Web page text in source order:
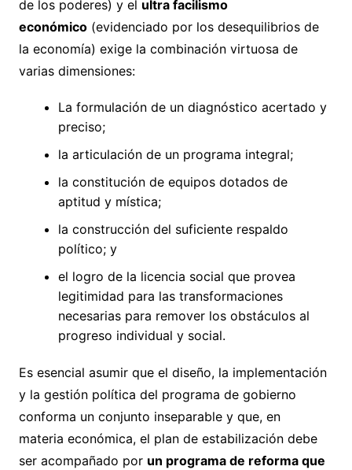
de los poderes) y el ultra facilismo
económico(evidenciado por los desequilibrios de
la economía) exige la combinación virtuosa de
varias dimensiones:
La formulación de un diagnóstico acertado y
preciso;
la articulación de un programa integral;
la constitución de equipos dotados de
aptitud y mística;
la construcción del suficiente respaldo
político; y
el logro de la licencia social que provea
legitimidad para las transformaciones
necesarias para remover los obstáculos al
progreso individual y social.
Es esencial asumir que el diseño, la implementación
y la gestión política del programa de gobierno
conforma un conjunto inseparable y que, en
materia económica, el plan de estabilización debe
ser acompañado por un programa de reforma que